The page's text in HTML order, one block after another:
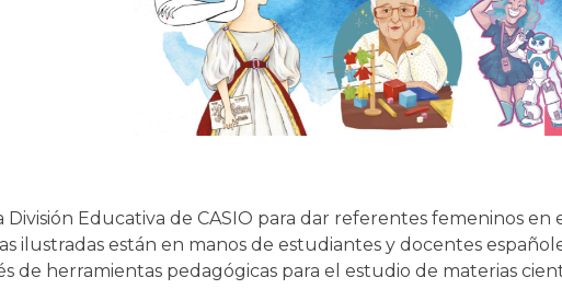
Educativa de CASIO para dar referentes femeninos en
ilustradas están en manos de estudiantes y docentes
herramientas pedagógicas para el estudio de materias